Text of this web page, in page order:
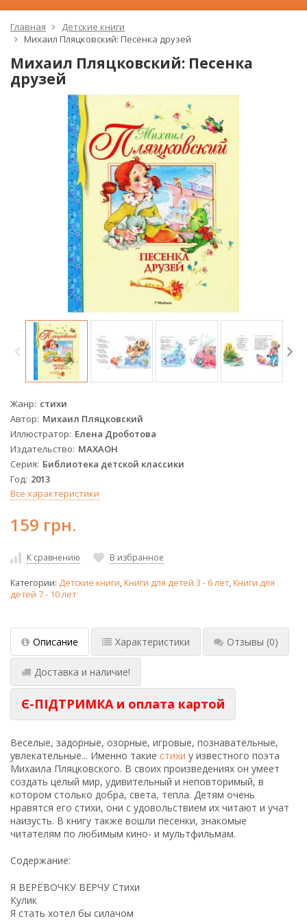
Главная
Детские книги
Михаил Пляцковский: Песенка друзей
Михаил Пляцковский: Песенка
друзей
Жанр стихи
Автор Михаил Пляцковский
Иллюстратор Елена Дроботова
Издательство МАХАОН
Серия Библиотека детской классики
Год 2013
Все характеристики
159 грн.
К сравнению В избранное
Категории: Детские книги,Книги для детей 3 - 6 лет,Книги для
детей 7 - 10 лет
Описание Характеристики Отзывы (0)
Доставка и наличие!
Є-ПІДТРИМКА и оплата картой
Веселые, задорные, озорные, игровые, познавательные,
увлекательные... Именно такие стихи у известного поэта
Михаила Пляцковского. В своих произведениях он умеет
создать целый мир, удивительный и неповторимый, в
котором столько добра, света, тепла. Детям очень
нравятся его стихи, они с удовольствием их читают и учат
наизусть. В книгу также вошли песенки, знакомые
читателям по любимым кино- и мультфильмам.
Содержание:
Я ВЕРЁВОЧКУ ВЕРЧУ Стихи
Кулик
Я стать хотел бы силачом